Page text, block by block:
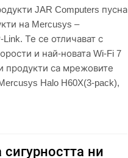
JAR Computers пусна
на Mercusys –
Те се отличават с
и най-новата Wi-Fi 7
продукти са мрежовите
Halo H60X(3-pack),
ни